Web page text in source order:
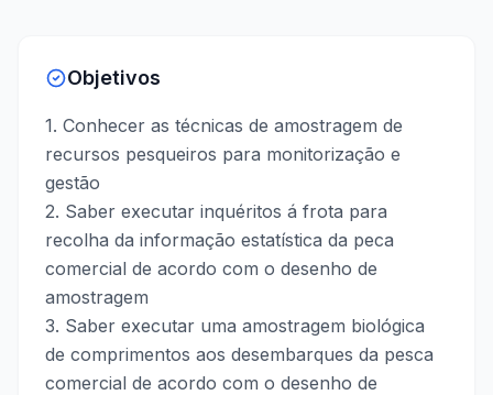
Objetivos
1. Conhecer as técnicas de amostragem de
recursos pesqueiros para monitorização e
gestão
2. Saber executar inquéritos á frota para
recolha da informação estatística da peca
comercial de acordo com o desenho de
amostragem
3. Saber executar uma amostragem biológica
de comprimentos aos desembarques da pesca
comercial de acordo com o desenho de